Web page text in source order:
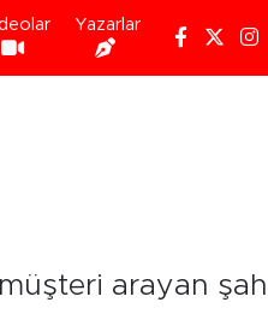
Yazarlar
arayan